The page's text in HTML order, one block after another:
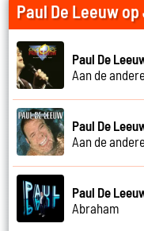
Paul De Leeuw
Paul De
Aan de
Paul De
Aan de
Paul De
Abraham